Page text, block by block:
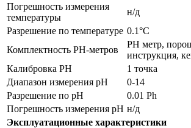
Погрешность измерения
температуры
н/д
Разрешение по температуре 0.1°C
Комплектность PH-метров
PH метр,
инструкция,
Калибровка PH
1 точка
Диапазон измерения pH
0-14
Разрешение по pH
0.01 Ph
Погрешность измерения pH н/д
Эксплуатационные характеристики